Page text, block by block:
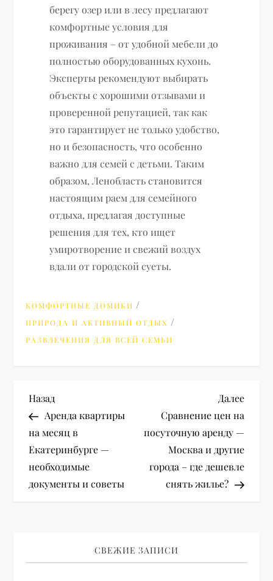
берегу озер или в лесу предлагают
комфортные условия для
проживания – от удобной мебели до
полностью оборудованных кухонь.
Эксперты рекомендуют выбирать
объекты с хорошими отзывами и
проверенной репутацией, так как
это гарантирует не только удобство,
но и безопасность, что особенно
важно для семей с детьми. Таким
образом, Ленобласть становится
настоящим раем для семейного
отдыха, предлагая доступные
решения для тех, кто ищет
умиротворение и свежий воздух
вдали от городской суеты.
КОМФОРТНЫЕ ДОМИКИ /
ПРИРОДА И АКТИВНЫЙ ОТДЫХ /
РАЗВЛЕЧЕНИЯ ДЛЯ ВСЕЙ СЕМЬИ
Н
а
в
и
Предыдущая
запись
Назад
Аренда квартиры
на месяц в
Екатеринбурге —
необходимые
документы и советы
Далее
Сравнение цен на
посуточную аренду —
Москва и другие
города – где дешевле
снять жилье?
СВЕЖИЕ ЗАПИСИ